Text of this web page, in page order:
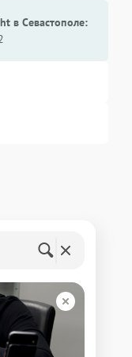
в Севастополе: